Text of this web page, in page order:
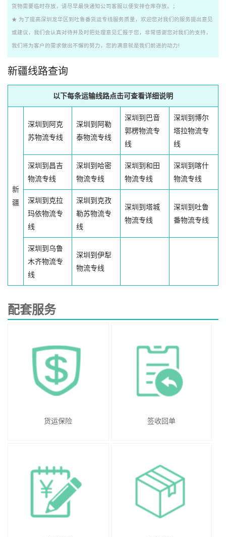
货物需要临时存放，请尽早最快通知公司客服以便安排仓库存放。；
★ 为了提高深圳龙华区到吐鲁番货运专线服务质量，欢迎您对我们的服务提出意见
或建议，我们会认真对待并及时把处理意见汇报于您，非常感谢您对我们的支持，
我们将为客户的需求做出不懈的努力，您的满意就是我们前进的动力!
新疆线路查询
以下每条运输线路点击可查看详细说明
新
疆
深圳到阿克
苏物流专线
深圳到阿勒
泰物流专线
深圳到巴音
郭楞物流专
线
深圳到博尔
塔拉物流专
线
深圳到昌吉
物流专线
深圳到哈密
物流专线
深圳到和田
物流专线
深圳到喀什
物流专线
深圳到克拉
玛依物流专
线
深圳到克孜
勒苏物流专
线
深圳到塔城
物流专线
深圳到吐鲁
番物流专线
深圳到乌鲁
木齐物流专
线
深圳到伊犁
物流专线
配套服务
货运保险 签收回单